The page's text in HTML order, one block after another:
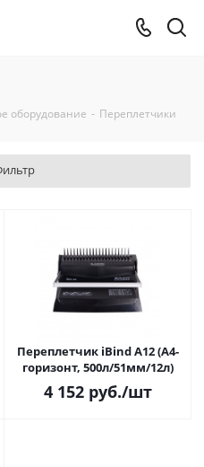
оборудование - Переплетчики
Переплетчик iBind A12 (А4-
горизонт, 500л/51мм/12л)
4 152руб./шт